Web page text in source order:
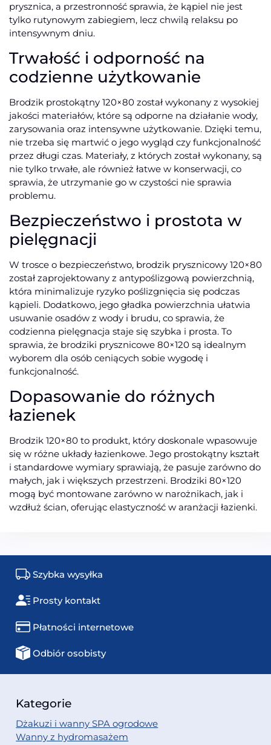
prysznica, a przestronność sprawia, że kąpiel nie jest
tylko rutynowym zabiegiem, lecz chwilą relaksu po
intensywnym dniu.
Trwałość i odporność na
codzienne użytkowanie
Brodzik prostokątny 120×80 został wykonany z wysokiej
jakości materiałów, które są odporne na działanie wody,
zarysowania oraz intensywne użytkowanie. Dzięki temu,
nie trzeba się martwić o jego wygląd czy funkcjonalność
przez długi czas. Materiały, z których został wykonany, są
nie tylko trwałe, ale również łatwe w konserwacji, co
sprawia, że utrzymanie go w czystości nie sprawia
problemu.
Bezpieczeństwo i prostota w
pielęgnacji
W trosce o bezpieczeństwo, brodzik prysznicowy 120×80
został zaprojektowany z antypoślizgową powierzchnią,
która minimalizuje ryzyko poślizgnięcia się podczas
kąpieli. Dodatkowo, jego gładka powierzchnia ułatwia
usuwanie osadów z wody i brudu, co sprawia, że
codzienna pielęgnacja staje się szybka i prosta. To
sprawia, że brodziki prysznicowe 80×120 są idealnym
wyborem dla osób ceniących sobie wygodę i
funkcjonalność.
Dopasowanie do różnych
łazienek
Brodzik 120×80 to produkt, który doskonale wpasowuje
się w różne układy łazienkowe. Jego prostokątny kształt
i standardowe wymiary sprawiają, że pasuje zarówno do
małych, jak i większych przestrzeni. Brodziki 80×120
mogą być montowane zarówno w narożnikach, jak i
wzdłuż ścian, oferując elastyczność w aranżacji łazienki.
Szybka wysyłka
Prosty kontakt
Płatności internetowe
Odbiór osobisty
Kategorie
Dżakuzi i wanny SPA ogrodowe
Wanny z hydromasażem